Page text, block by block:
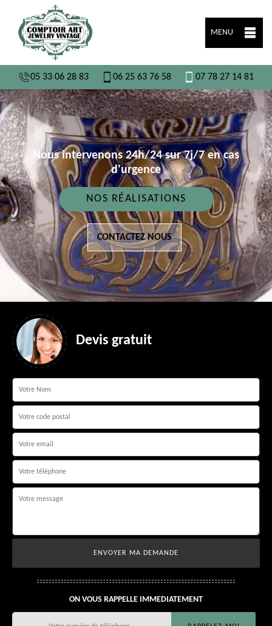
MENU
05 33 06 28 83 06 25 63 76 58 07 78 27 14 81
Nous intervenons 24h/24 sur 7j/7 en cas
d'urgence
NOS RÉALISATIONS
CONTACTEZ NOUS
Devis gratuit
ON VOUS RAPPELLE IMMEDIATEMENT